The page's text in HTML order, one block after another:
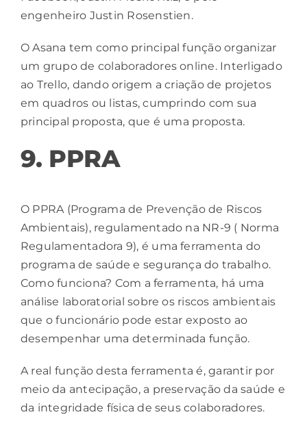
engenheiro Justin Rosenstien.
O Asana tem como principal função organizar
um grupo de colaboradores online. Interligado
ao Trello, dando origem a criação de projetos
em quadros ou listas, cumprindo com sua
principal proposta, que é uma proposta.
9. PPRA
O PPRA (Programa de Prevenção de Riscos
Ambientais), regulamentado na NR-9 ( Norma
Regulamentadora 9), é uma ferramenta do
programa de saúde e segurança do trabalho.
Como funciona? Com a ferramenta, há uma
análise laboratorial sobre os riscos ambientais
que o funcionário pode estar exposto ao
desempenhar uma determinada função.
A real função desta ferramenta é, garantir por
meio da antecipação, a preservação da saúde e
da integridade física de seus colaboradores.